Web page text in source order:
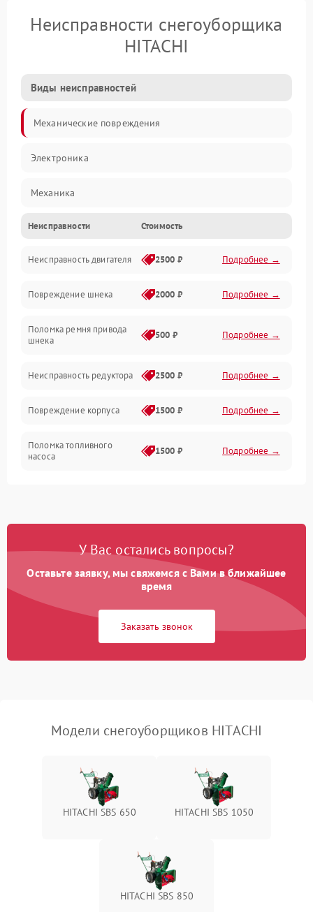
Неисправности снегоуборщика
HITACHI
Виды неисправностей
Механические повреждения
Электроника
Механика
Трансмиссия
Электропитание
Двигатель
Неисправности Стоимость
Неисправность двигателя 2500 ₽ Подробнее →
Повреждение шнека 2000 ₽ Подробнее →
Поломка ремня привода
шнека
500 ₽ Подробнее →
Неисправность редуктора 2500 ₽ Подробнее →
Повреждение корпуса 1500 ₽ Подробнее →
Поломка топливного
насоса
1500 ₽ Подробнее →
карбюратора
Подробнее →
фильтра
300 ₽ Подробнее →
Неисправность системы
Подробнее →
Повреждение троса
Подробнее →
1000 ₽
У Вас остались вопросы?
Оставьте заявку, мы свяжемся с Вами в ближайшее
время
Заказать звонок
Модели снегоуборщиков HITACHI
HITACHI SBS 650 HITACHI SBS 1050
HITACHI SBS 850